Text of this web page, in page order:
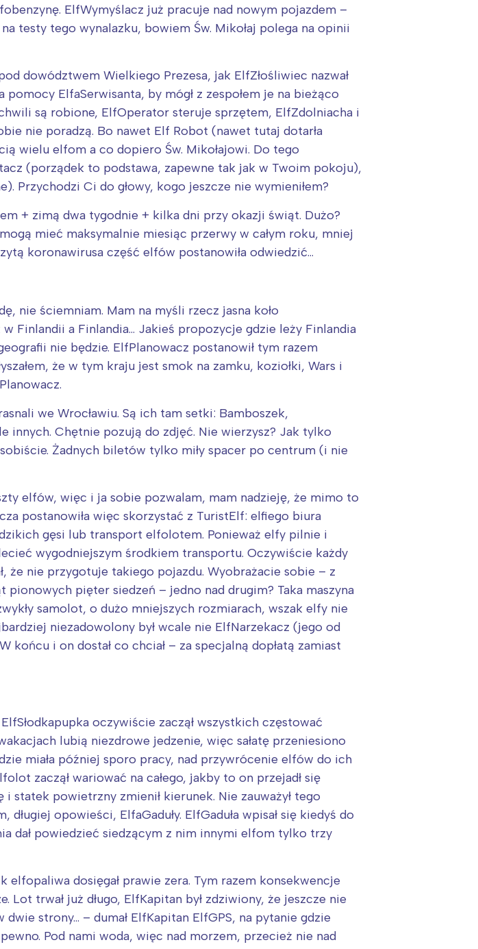
ElfWymyślacz już pracuje nad nowym pojazdem –
testy tego wynalazku, bowiem Św. Mikołaj polega na opinii
dowództwem Wielkiego Prezesa, jak ElfZłośliwiec nazwał
ElfaSerwisanta, by mógł z zespołem je na bieżąco
są robione, ElfOperator steruje sprzętem, ElfZdolniacha i
nie poradzą. Bo nawet Elf Robot (nawet tutaj dotarła
wielu elfom a co dopiero Św. Mikołajowi. Do tego
(porządek to podstawa, zapewne tak jak w Twoim pokoju),
Przychodzi Ci do głowy, kogo jeszcze nie wymieniłem?
+ zimą dwa tygodnie + kilka dni przy okazji świąt. Dużo?
mieć maksymalnie miesiąc przerwy w całym roku, mniej
koronawirusa część elfów postanowiła odwiedzić…
nie ściemniam. Mam na myśli rzecz jasna koło
Finlandii a Finlandia… Jakieś propozycje gdzie leży Finlandia
nie będzie. ElfPlanowacz postanowił tym razem
że w tym kraju jest smok na zamku, koziołki, Wars i
we Wrocławiu. Są ich tam setki: Bamboszek,
innych. Chętnie pozują do zdjęć. Nie wierzysz? Jak tylko
Żadnych biletów tylko miły spacer po centrum (i nie
elfów, więc i ja sobie pozwalam, mam nadzieję, że mimo to
postanowiła więc skorzystać z TuristElf: elfiego biura
gęsi lub transport elfolotem. Ponieważ elfy pilnie i
wygodniejszym środkiem transportu. Oczywiście każdy
że nie przygotuje takiego pojazdu. Wyobrażacie sobie – z
pięter siedzeń – jedno nad drugim? Taka maszyna
samolot, o dużo mniejszych rozmiarach, wszak elfy nie
niezadowolony był wcale nie ElfNarzekacz (jego od
i on dostał co chciał – za specjalną dopłatą zamiast
oczywiście zaczął wszystkich częstować
lubią niezdrowe jedzenie, więc sałatę przeniesiono
miała później sporo pracy, nad przywrócenie elfów do ich
zaczął wariować na całego, jakby to on przejadł się
i statek powietrzny zmienił kierunek. Nie zauważył tego
opowieści, ElfaGaduły. ElfGaduła wpisał się kiedyś do
dał powiedzieć siedzącym z nim innymi elfom tylko trzy
dosięgał prawie zera. Tym razem konsekwencje
trwał już długo, ElfKapitan był zdziwiony, że jeszcze nie
strony… – dumał ElfKapitan ElfGPS, na pytanie gdzie
Pod nami woda, więc nad morzem, przecież nie nad
Kraków
Południe
Wszystkie